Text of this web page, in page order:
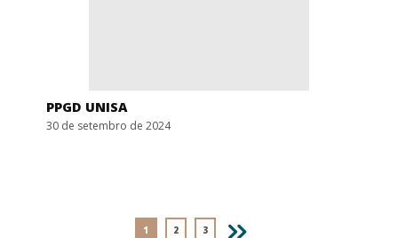
PPGD UNISA
30 de setembro de 2024
1 2 3 NEXT